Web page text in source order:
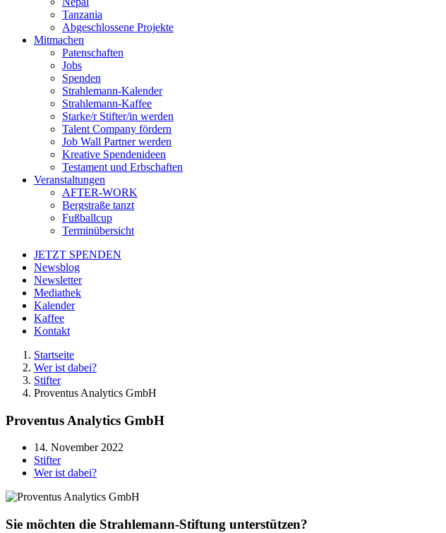
Tanzania
Abgeschlossene Projekte
Mitmachen
Patenschaften
Jobs
Spenden
Strahlemann-Kalender
Strahlemann-Kaffee
Starke/r Stifter/in werden
Talent Company fördern
Job Wall Partner werden
Kreative Spendenideen
Testament und Erbschaften
Veranstaltungen
AFTER-WORK
Bergstraße tanzt
Fußballcup
Terminübersicht
JETZT SPENDEN
Newsblog
Newsletter
Mediathek
Kalender
Kaffee
Kontakt
Startseite
Wer ist dabei?
Stifter
Proventus Analytics GmbH
Proventus Analytics GmbH
14. November 2022
Stifter
Wer ist dabei?
Sie möchten die Strahlemann-Stiftung unterstützen?